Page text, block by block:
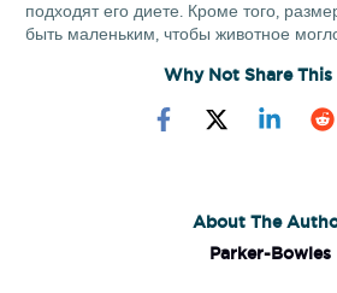
подходят его диете. Кроме того,
быть маленьким, чтобы животное
Why Not Share This
About The
Parker-Bowles